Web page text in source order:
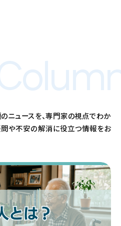
ニュースを、専門家の視点でわか
問や不安の解消に役立つ情報をお